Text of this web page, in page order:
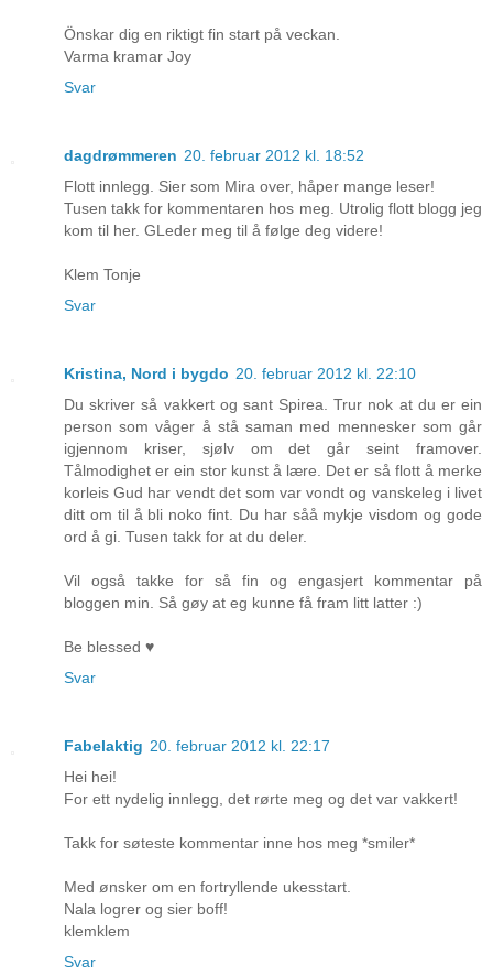
Önskar dig en riktigt fin start på veckan.
Varma kramar Joy
Svar
dagdrømmeren 20. februar 2012 kl. 18:52
Flott innlegg. Sier som Mira over, håper mange leser!
Tusen takk for kommentaren hos meg. Utrolig flott blogg jeg
kom til her. GLeder meg til å følge deg videre!
Klem Tonje
Svar
Kristina, Nord i bygdo 20. februar 2012 kl. 22:10
Du skriver så vakkert og sant Spirea. Trur nok at du er ein
person som våger å stå saman med mennesker som går
igjennom kriser, sjølv om det går seint framover.
Tålmodighet er ein stor kunst å lære. Det er så flott å merke
korleis Gud har vendt det som var vondt og vanskeleg i livet
ditt om til å bli noko fint. Du har såå mykje visdom og gode
ord å gi. Tusen takk for at du deler.
Vil også takke for så fin og engasjert kommentar på
bloggen min. Så gøy at eg kunne få fram litt latter :)
Be blessed ♥
Svar
Fabelaktig 20. februar 2012 kl. 22:17
Hei hei!
For ett nydelig innlegg, det rørte meg og det var vakkert!
Takk for søteste kommentar inne hos meg *smiler*
Med ønsker om en fortryllende ukesstart.
Nala logrer og sier boff!
klemklem
Svar